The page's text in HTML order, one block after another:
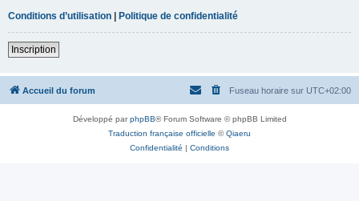
Conditions d’utilisation | Politique de confidentialité
Inscription
Accueil du forum Fuseau horaire sur UTC+02:00
Développé parphpBB® Forum Software © phpBB Limited
Traduction française officielle ©Qiaeru
Confidentialité | Conditions